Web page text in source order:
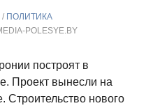
/ ПОЛИТИКА
POLESYE.BY
построят в
Проект вынесли на
Строительство нового